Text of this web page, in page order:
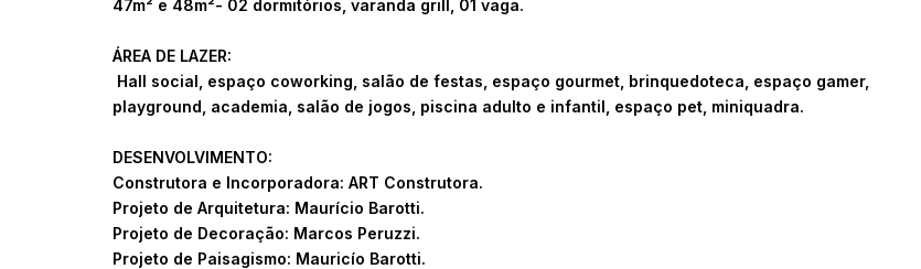
47m² e 48m²- 02 dormitórios, varanda grill, 01 vaga.
ÁREA DE LAZER:
Hall social, espaço coworking, salão de festas, espaço gourmet, brinquedoteca, espaço gamer,
playground, academia, salão de jogos, piscina adulto e infantil, espaço pet, miniquadra.
DESENVOLVIMENTO:
Construtora e Incorporadora: ART Construtora.
Projeto de Arquitetura: Maurício Barotti.
Projeto de Decoração: Marcos Peruzzi.
Projeto de Paisagismo: Mauricío Barotti.